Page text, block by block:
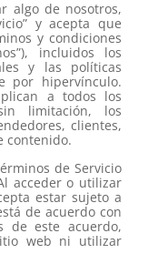
algo de nosotros,
y acepta que
y condiciones
incluidos los
y las políticas
por hipervínculo.
a todos los
limitación, los
clientes,
contenido.
de Servicio
acceder o utilizar
estar sujeto a
de acuerdo con
de este acuerdo,
web ni utilizar